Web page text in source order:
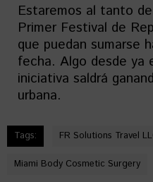
Estaremos al tanto
Primer Festival de
que puedan sumarse
fecha. Algo desde ya
iniciativa saldrá
urbana.
Tags: FR Solutions Travel
Miami Body Cosmetic Surgery